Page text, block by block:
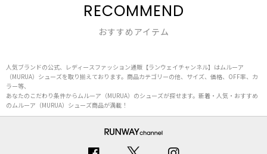
RECOMMEND
おすすめアイテム
人気ブランドの公式、レディースファッション通販【ランウェイチャンネル】はムルーア
（MURUA）シューズを取り揃えております。商品カテゴリーの他、サイズ、価格、OFF率、カ
ラー等、
あなたのこだわり条件からムルーア（MURUA）のシューズが探せます。新着・人気・おすすめ
のムルーア（MURUA）シューズ商品が満載！